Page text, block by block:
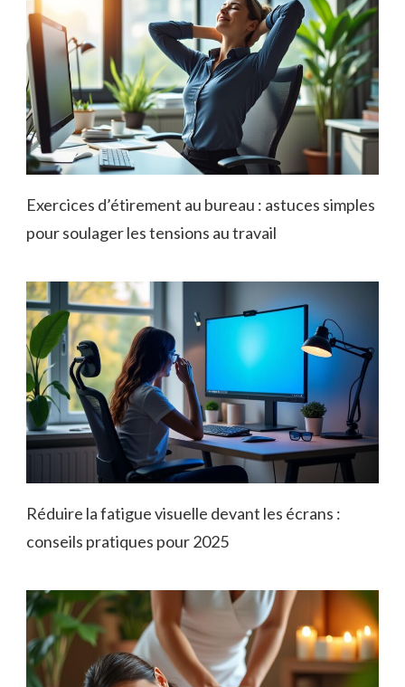
Exercices d’étirement au bureau : astuces simples
pour soulager les tensions au travail
Réduire la fatigue visuelle devant les écrans :
conseils pratiques pour 2025